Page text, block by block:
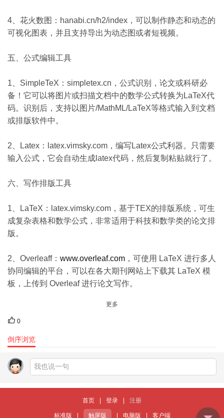
4、花火数图：hanabi.cn/h2/index，可以制作静态和动态的
可视化图表，并且支持导出为动态图或者短视频。
五、公式编辑工具
1、SimpleTeX：simpletex.cn，公式识别，论文或科研必
备！它可以将图片或扫描文档中的数学公式转换为LaTeX代
码。识别后，支持以图片/MathML/LaTeX等格式输入到文档
或排版软件中。
2、Latex：latex.vimsky.com，编写Latex公式利器。只需要
输入公式，它会自动生成latex代码，然后复制粘贴就行了。
六、写作排版工具
1、LaTeX：latex.vimsky.com，基于ΤΕΧ的排版系统，可生
成复杂表格和数学公式，非常适用于科技和数学类的论文排
版。
2、Overleaff： www.overleaf.com ，可使用 LaTeX 进行多人
协同编辑的平台，可以在各大期刊网站上下载其 LaTeX 模
板，上传到 Overleaf 进行论文写作。
更多
0
倒序浏览
首页 登录 注册
标准版 触屏版 电脑版 客户端